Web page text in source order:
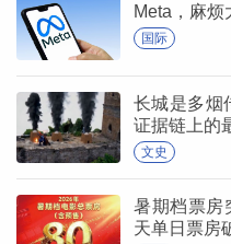
Meta，麻烦
国际
长城是多烟
证据链上的
文史
暑期档票房
天单日票房